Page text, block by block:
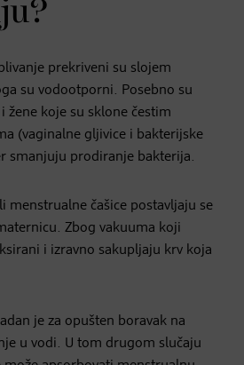
prekriveni su slojem
su vodootporni. Posebno su
žene koje su sklone čestim
(vaginalne gljivice i bakterijske
smanjuju prodiranje bakterija.
menstrualne čašice postavljaju se
Zbog vakuuma koji
i izravno sakupljaju krv koja
je za opušten boravak na
u vodi. U tom drugom slučaju